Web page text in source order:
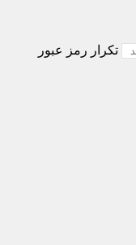
تکرار رمز عبور